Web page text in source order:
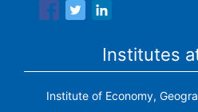
Institutes
Institute of Economy,